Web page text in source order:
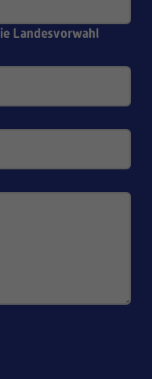
Landesvorwahl